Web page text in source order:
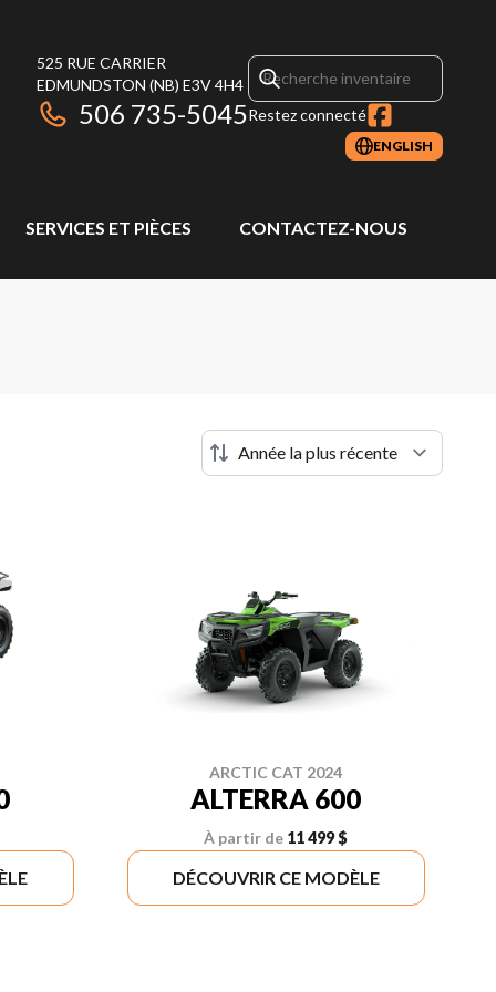
525 RUE CARRIER
EDMUNDSTON (NB) E3V 4H4
506 735-5045Restez connecté
ENGLISH
SERVICES ET PIÈCES CONTACTEZ-NOUS
ARCTIC CAT 2024
ALTERRA 600
À partir de 11 499 $
DÉCOUVRIR CE MODÈLE